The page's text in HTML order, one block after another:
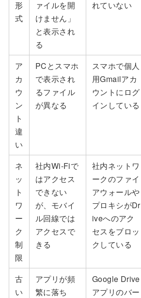
形
式
ァイルを開
けません」
と表示され
る
れていない
ア
カ
ウ
ン
ト
違
い
PCとスマホ
で表示され
るファイル
が異なる
スマホで個人
用Gmailアカ
ウントにログ
インしている
ネ
ッ
ト
ワ
ー
ク
制
限
社内Wi-Fiで
はアクセス
できない
が、モバイ
ル回線では
アクセスで
きる
社内ネットワ
ークのファイ
アウォールや
プロキシがDr
iveへのアク
セスをブロッ
クしている
古
い
アプリが頻
繁に落ち
Google Drive
アプリのバー